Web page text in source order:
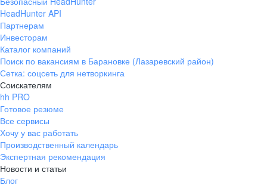
ул. Янковского, д. 169, 7 этаж,
706 каб.
+7 861 205-55-57
pr@krd.hh.ru
Владивосток
пер. Ланинский д. 4, офис 3.4
+7 423 202-33-28
pr@dv.hh.ru
HeadHunter API
Партнерам
Инвесторам
Каталог компаний
Поиск по вакансиям в Барановке (Лазаревский район)
Сетка: соцсеть для нетворкинга
Соискателям
hh PRO
Готовое резюме
Все сервисы
Хочу у вас работать
Производственный календарь
Экспертная рекомендация
Новости и статьи
Блог